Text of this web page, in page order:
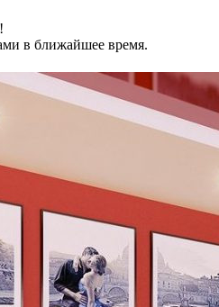
в ближайшее время.